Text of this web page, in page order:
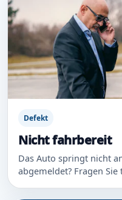
Defekt
Nicht fahrbereit
Das Auto springt nicht
abgemeldet? Fragen